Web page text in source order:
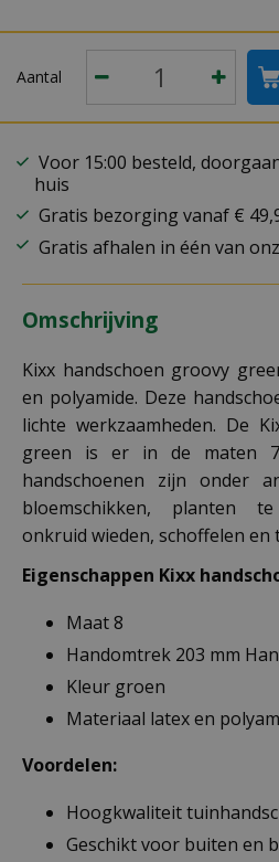
Aantal
Voor 15:00 besteld,
huis
Gratis bezorging vanaf €
Gratis afhalen in één van
Omschrijving
Kixx handschoen groovy
en polyamide. Deze
lichte werkzaamheden. De
green is er in de maten
handschoenen zijn onder
bloemschikken, planten
onkruid wieden, schoffelen en
Eigenschappen Kixx
Maat 8
Handomtrek 203 mm
Kleur groen
Materiaal latex en
Voordelen:
Hoogkwaliteit
Geschikt voor buiten en